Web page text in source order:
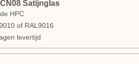
Satijnglas
HPC
of RAL9016
levertijd